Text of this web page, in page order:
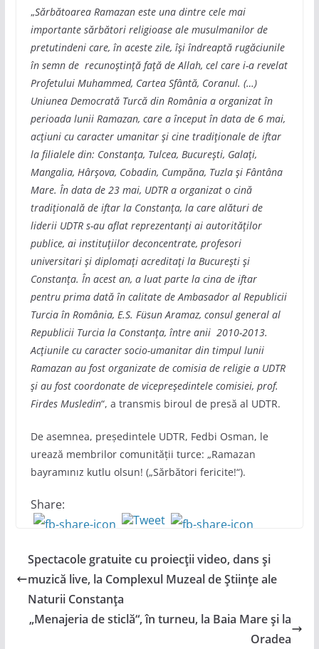
„Sărbătoarea Ramazan este una dintre cele mai
importante sărbători religioase ale musulmanilor de
pretutindeni care, în aceste zile, îşi îndreaptă rugăciunile
în semn de recunoştinţă faţă de Allah, cel care i-a revelat
Profetului Muhammed, Cartea Sfântă, Coranul. (…)
Uniunea Democrată Turcă din România a organizat în
perioada lunii Ramazan, care a început în data de 6 mai,
acțiuni cu caracter umanitar și cine tradiționale de iftar
la filialele din: Constanța, Tulcea, București, Galați,
Mangalia, Hârșova, Cobadin, Cumpăna, Tuzla şi Fântâna
Mare. În data de 23 mai, UDTR a organizat o cină
tradiţională de iftar la Constanța, la care alături de
liderii UDTR s-au aflat reprezentanți ai autorităților
publice, ai instituțiilor deconcentrate, profesori
universitari și diplomați acreditați la Bucureşti şi
Constanţa. În acest an, a luat parte la cina de iftar
pentru prima dată în calitate de Ambasador al Republicii
Turcia în România, E.S. Füsun Aramaz, consul general al
Republicii Turcia la Constanţa, între anii 2010-2013.
Acţiunile cu caracter socio-umanitar din timpul lunii
Ramazan au fost organizate de comisia de religie a UDTR
şi au fost coordonate de vicepreşedintele comisiei, prof.
Firdes Musledin“, a transmis biroul de presă al UDTR.
De asemnea, președintele UDTR, Fedbi Osman, le
urează membrilor comunității turce: „Ramazan
bayramınız kutlu olsun! („Sărbători fericite!“).
Share:
Spectacole gratuite cu proiecţii video, dans şi
muzică live, la Complexul Muzeal de Științe ale
Naturii Constanța
„Menajeria de sticlă“, în turneu, la Baia Mare și la
Oradea